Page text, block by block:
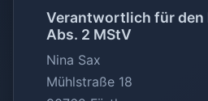
Verantwortlich für den
Abs. 2 MStV
Nina Sax
Mühlstraße 18